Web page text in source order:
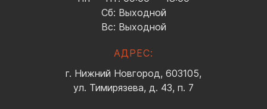
Сб: Выходной
Вс: Выходной
АДРЕС:
г. Нижний Новгород, 603105,
ул. Тимирязева, д. 43, п. 7